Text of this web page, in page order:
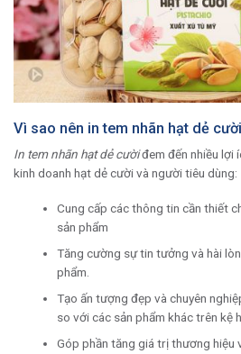
Vì sao nên in tem nhãn hạt dẻ
In tem nhãn hạt dẻ cườiđem đến nhiều lợi
kinh doanh hạt dẻ cười và người tiêu dùng:
Cung cấp các thông tin cần thiết
sản phẩm
Tăng cường sự tin tưởng và hài
phẩm.
Tạo ấn tượng đẹp và chuyên
so với các sản phẩm khác trên kệ
Góp phần tăng giá trị thương hiệu